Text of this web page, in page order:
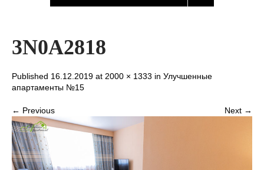
3N0A2818
Published 16.12.2019 at 2000 × 1333 in Улучшенные
апартаменты №15
← Previous Next →